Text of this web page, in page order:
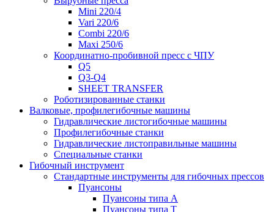
Mini 220/4
Vari 220/6
Combi 220/6
Maxi 250/6
Координатно-пробивной пресс с ЧПУ
Q5
Q3-Q4
SHEET TRANSFER
Роботизированные станки
Валковые, профилегибочные машины
Гидравлические листогибочные машины
Профилегибочные станки
Гидравлические листоправильные машины
Специальные станки
Гибочный инструмент
Стандартные инструменты для гибочных прессов
Пуансоны
Пуансоны типа A
Пуансоны типа T